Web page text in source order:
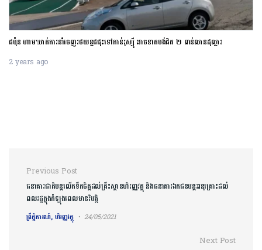
ជប៉ុន ហាមឃាត់ការនាំចេញរថយន្តជជុះទៅកាន់រុស្ស៊ី អាចខាតបង់ជិត ២ ពាន់លានដុល្លារ
2 years ago
Post navigation
Previous Post
ធនាគារជាតិបន្តលើកទឹកចិត្តដល់គ្រឹះស្ថានហិរញ្ញវត្ថុ និងធនាគារឯកជនបន្តអនុគ្រោះដល់
ពលរដ្ឋក្នុងកំឡុងពេលមានវិបត្តិ
ព្រឹត្តិការណ៍, ហិរញ្ញវត្ថុ 24/05/2021
Next Post